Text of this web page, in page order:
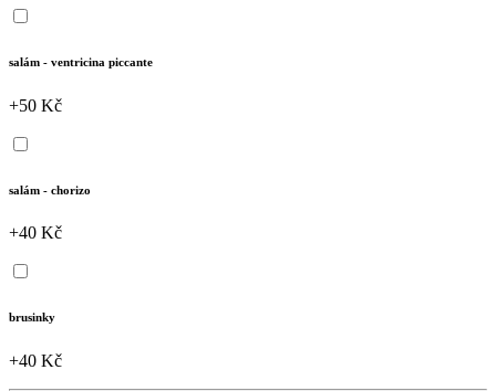
salám - ventricina piccante
+50 Kč
salám - chorizo
+40 Kč
brusinky
+40 Kč